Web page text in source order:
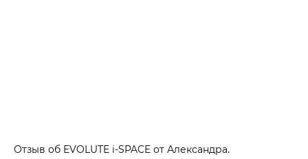
Отзыв об EVOLUTE i‑SPACE от Александра.